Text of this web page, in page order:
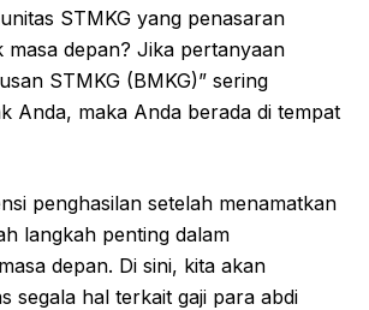
STMKG yang penasaran
masa depan? Jika pertanyaan
STMKG (BMKG)” sering
Anda, maka Anda berada di tempat
penghasilan setelah menamatkan
langkah penting dalam
depan. Di sini, kita akan
segala hal terkait gaji para abdi